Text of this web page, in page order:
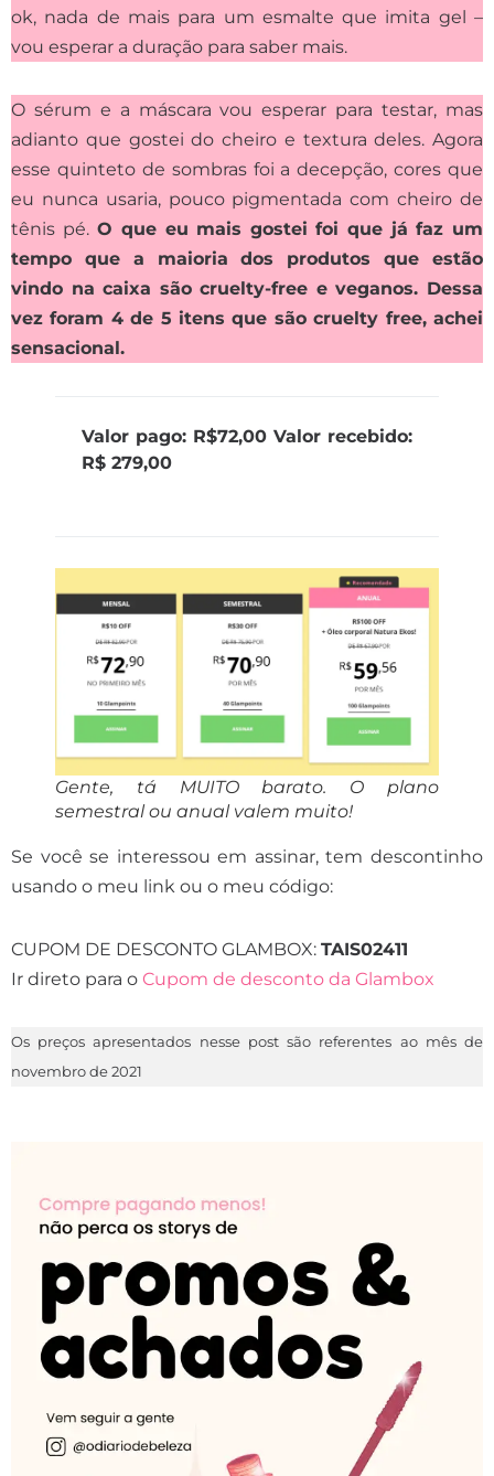
ok, nada de mais para um esmalte que imita gel –
vou esperar a duração para saber mais.
O sérum e a máscara vou esperar para testar, mas
adianto que gostei do cheiro e textura deles. Agora
esse quinteto de sombras foi a decepção, cores que
eu nunca usaria, pouco pigmentada com cheiro de
tênis pé.O que eu mais gostei foi que já faz um
tempo que a maioria dos produtos que estão
vindo na caixa são cruelty-free e veganos. Dessa
vez foram 4 de 5 itens que são cruelty free, achei
sensacional.
Valor pago: R$72,00 Valor recebido:
R$ 279,00
Gente, tá MUITO barato. O plano
semestral ou anual valem muito!
Se você se interessou em assinar, tem descontinho
usando o meu link ou o meu código:
CUPOM DE DESCONTO GLAMBOX: TAIS02411
Ir direto para o Cupom de desconto da Glambox
Os preços apresentados nesse post são referentes ao mês de
novembro de 2021